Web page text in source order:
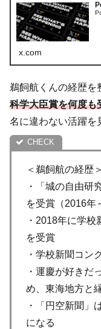
x.com
鵜飼航くんの経歴を
科学大臣賞を何度も
名に違わない活躍を
＜鵜飼航の経歴＞
・「城の自由研
を受賞（2016年
・2018年に学
を受賞
・学校新聞コン
・運慶が好きだ
め、東海地方と
・「円空新聞」
になる